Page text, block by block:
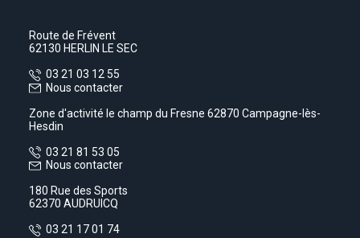
Route de Frévent
62130 HERLIN LE SEC
03 21 03 12 55
Nous contacter
Zone d'activité le champ du Fresne 62870 Campagne-lès-
Hesdin
03 21 81 53 05
Nous contacter
180 Rue des Sports
62370 AUDRUICQ
03 21 17 01 74